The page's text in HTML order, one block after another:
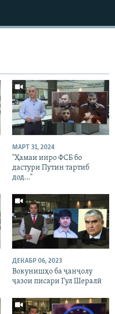
МАРТ 31, 2024
"Ҳамаи инро ФСБ бо
дастури Путин тартиб
дод..."
ДЕКАБР 06, 2023
Вокунишҳо ба ҷанҷолу
ҷазои писари Гул Шералӣ